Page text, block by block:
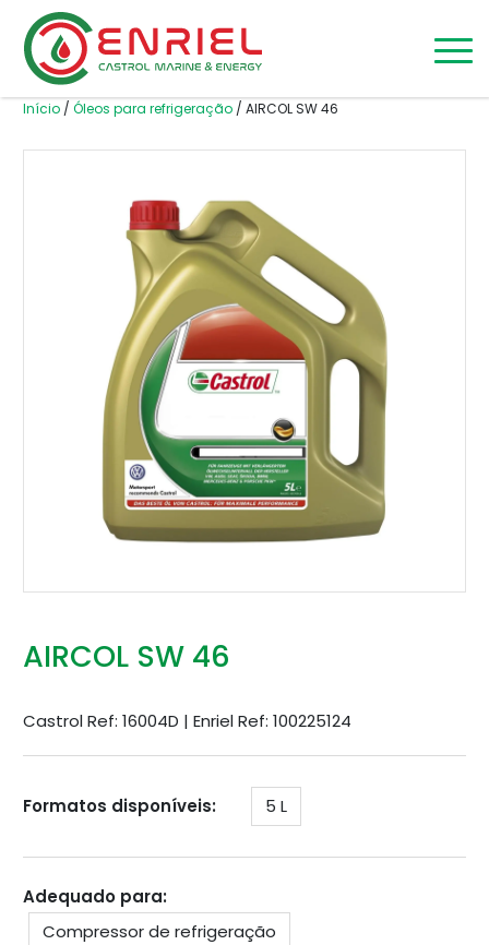
Skip to content
Início/ Óleos para refrigeração/ AIRCOL SW 46
AIRCOL SW 46
Castrol Ref: 16004D | Enriel Ref: 100225124
Formatos disponíveis: 5 L
Adequado para:
Compressor de refrigeração